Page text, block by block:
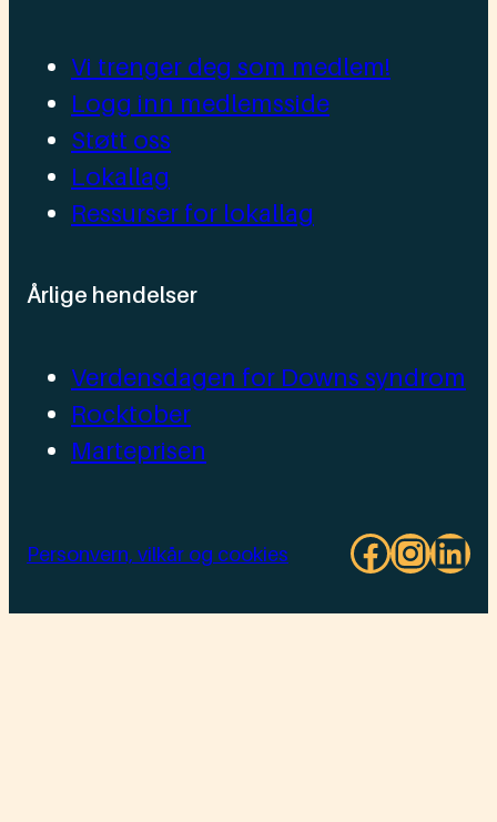
Vi trenger deg som medlem!
Logg inn medlemsside
Støtt oss
Lokallag
Ressurser for lokallag
Årlige hendelser
Verdensdagen for Downs syndrom
Rocktober
Marteprisen
Personvern, vilkår og cookies